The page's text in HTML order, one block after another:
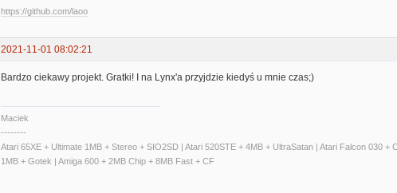
https://github.com/laoo
2021-11-01 08:02:21
Bardzo ciekawy projekt. Gratki! I na Lynx'a przyjdzie kiedyś u mnie czas;)
Maciek
--------
Atari 65XE + Ultimate 1MB + Stereo + SIO2SD | Atari 520STE + 4MB + UltraSatan | Atari Falcon 030
1MB + Gotek | Amiga 600 + 2MB Chip + 8MB Fast + CF